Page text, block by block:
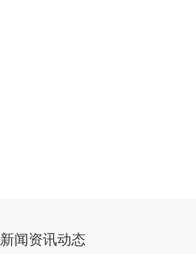
新闻资讯动态